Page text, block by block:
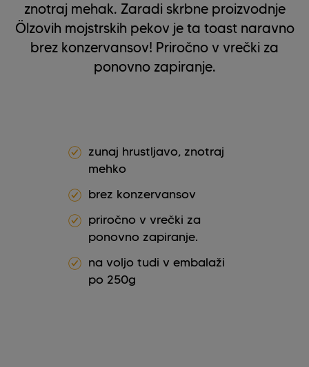
znotraj mehak. Zaradi skrbne proizvodnje
Ölzovih mojstrskih pekov je ta toast naravno
brez konzervansov! Priročno v vrečki za
ponovno zapiranje.
zunaj hrustljavo, znotraj
mehko
brez konzervansov
priročno v vrečki za
ponovno zapiranje.
na voljo tudi v embalaži
po 250g